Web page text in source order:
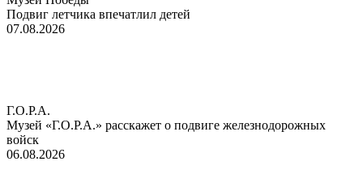
Подвиг летчика впечатлил детей
07.08.2026
Г.О.Р.А.
Музей «Г.О.Р.А.» расскажет о подвиге железнодорожных
войск
06.08.2026